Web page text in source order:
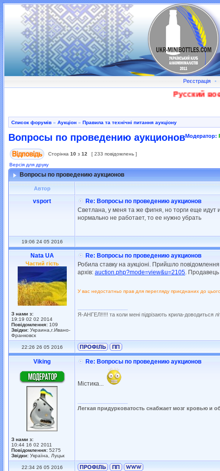
Реєстрація •
Русский
Список форумів » Аукціон » Правила та технічні питання аукціону
Вопросы по проведению аукционовМодератор:
Сторінка 10 з 12
[ 233 повідомлень ]
Версія для друку
Вопросы по проведению аукционов
Автор
vsport
Re: Вопросы по проведению аукционов
Светлана, у меня та же фигня, но торги еще идут
нормально не работает, то ее нужно убрать
19:06 24 05 2016
Nata UA
Частий гість
З нами з:
19:19 02 02 2014
Повідомлення: 109
Звідки: Украина,г.Ивано-
Франковск
Re: Вопросы по проведению аукционов
Робила ставку на аукціоні. Прийшло
архів: auction.php?mode=view&u=2105. Продавець
У вас недостатньо прав для перегляду приєднаних до
Я-АНГЕЛ!!!!! та коли мені підрізають крила-доводиться
22:26 26 05 2016
Viking
З нами з:
10:44 16 02 2011
Повідомлення: 5275
Звідки: Україна, Луцьк
Re: Вопросы по проведению аукционов
Містика...
Легкая придурковатость снабжает мозг кровью и
22:34 26 05 2016